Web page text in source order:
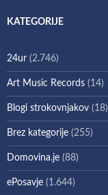
KATEGORIJE
24ur (2.746)
Art Music Records (14)
Blogi strokovnjakov (18)
Brez kategorije (255)
Domovina.je (88)
ePosavje (1.644)